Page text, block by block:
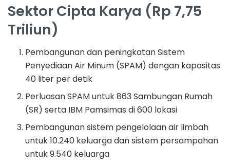
Sektor Cipta Karya (Rp 7,75
Triliun)
Pembangunan dan peningkatan Sistem
Penyediaan Air Minum (SPAM) dengan kapasitas
40 liter per detik
Perluasan SPAM untuk 863 Sambungan Rumah
(SR) serta IBM Pamsimas di 600 lokasi
Pembangunan sistem pengelolaan air limbah
untuk 10.240 keluarga dan sistem persampahan
untuk 9.540 keluarga